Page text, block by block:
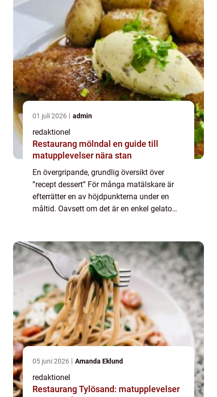
01 juli 2026 admin
redaktionel
Restaurang mölndal en guide till
matupplevelser nära stan
En övergripande, grundlig översikt över
”recept dessert” För många matälskare är
efterrätter en av höjdpunkterna under en
måltid. Oavsett om det är en enkel gelato
05 juni 2026 Amanda Eklund
redaktionel
Restaurang Tylösand: matupplevelser